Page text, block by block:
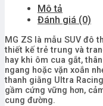
Mô tả
Đánh giá (0)
MG ZS là mẫu SUV đô
thiết kế trẻ trung và
hay khi ôm cua gắt,
ngang hoặc vặn xoắn
thanh giằng Ultra
gầm cứng vững hơn,
cung đường.